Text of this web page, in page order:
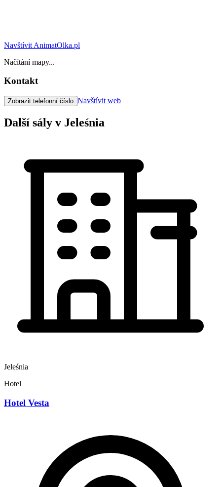
Navštívit AnimatOlka.pl
Načítání mapy...
Kontakt
Zobrazit telefonní číslo Navštívit web
Další sály v Jeleśnia
Jeleśnia
Hotel
Hotel Vesta